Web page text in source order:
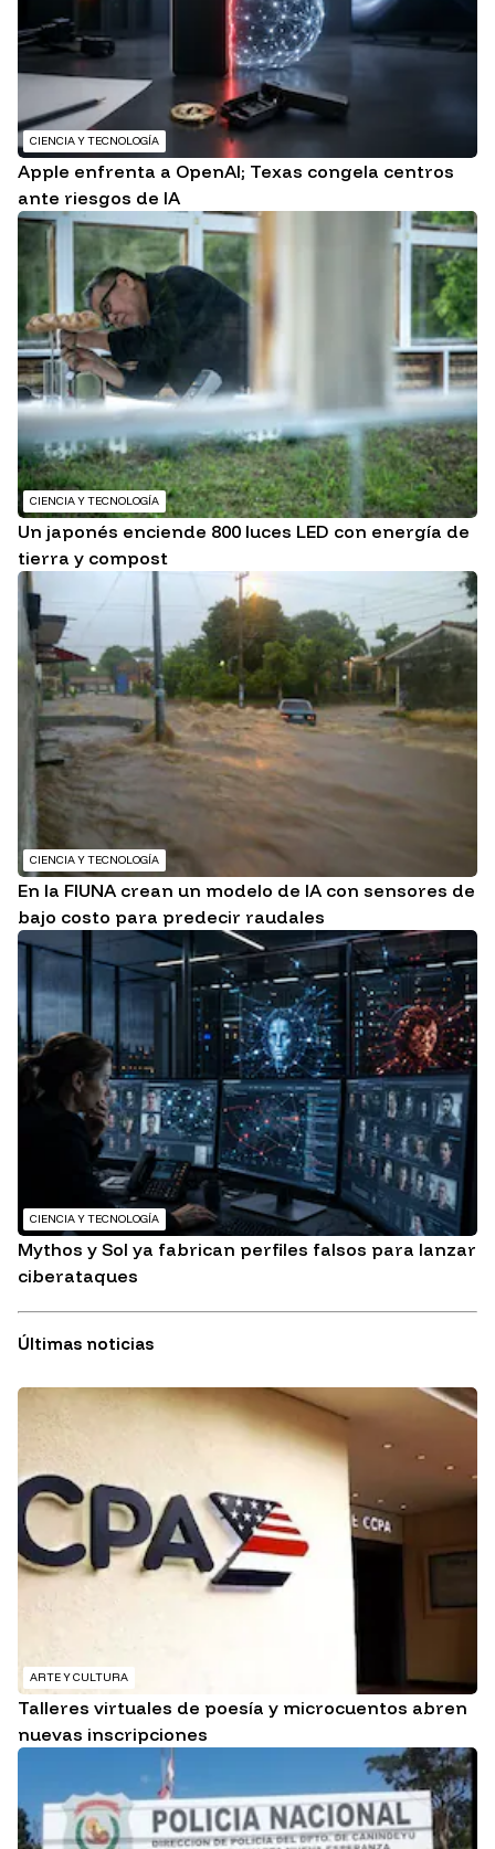
CIENCIA Y TECNOLOGÍA
Apple enfrenta a OpenAI; Texas congela centros
ante riesgos de IA
CIENCIA Y TECNOLOGÍA
Un japonés enciende 800 luces LED con energía de
tierra y compost
CIENCIA Y TECNOLOGÍA
En la FIUNA crean un modelo de IA con sensores de
bajo costo para predecir raudales
CIENCIA Y TECNOLOGÍA
Mythos y Sol ya fabrican perfiles falsos para lanzar
ciberataques
Últimas noticias
ARTE Y CULTURA
Talleres virtuales de poesía y microcuentos abren
nuevas inscripciones